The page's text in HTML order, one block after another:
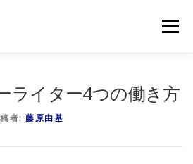
メニュー
ライター4つの働き方
者: 藤原由基